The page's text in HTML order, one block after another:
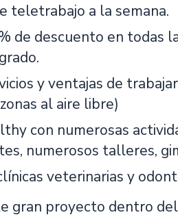
teletrabajo a la semana.
de descuento en todas
y ventajas de
al aire libre)
con numerosas
numerosos talleres,
veterinarias y
gran proyecto dentro